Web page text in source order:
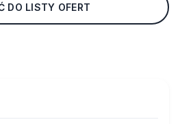
DO LISTY OFERT